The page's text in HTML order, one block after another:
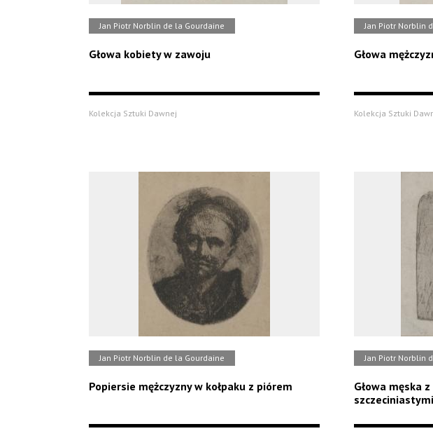
Jan Piotr Norblin de la Gourdaine
Głowa kobiety w zawoju
Kolekcja Sztuki Dawnej
Jan Piotr Norblin
Głowa
Kolekcja Sztuki
Jan Piotr Norblin de la Gourdaine
Popiersie mężczyzny w kołpaku z piórem
Jan Piotr Norblin
Głowa męska